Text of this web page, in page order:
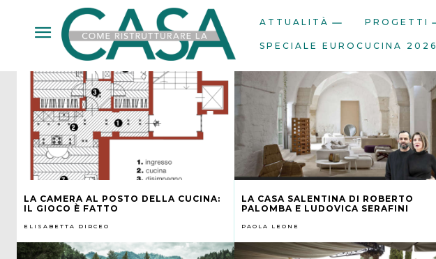
ATTUALITÀ PROGETTI
SPECIALE EUROCUCINA 2026
LA CAMERA AL POSTO DELLA CUCINA:
IL GIOCO È FATTO
ELISABETTA DIRCEO
LA CASA SALENTINA DI ROBERTO
PALOMBA E LUDOVICA SERAFINI
PAOLA LEONE